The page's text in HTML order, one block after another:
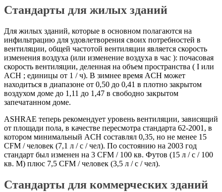
Стандарты для жилых зданий
Для жилых зданий, которые в основном полагаются на
инфильтрацию для удовлетворения своих потребностей в
вентиляции, общей частотой вентиляции является скорость
изменения воздуха (или изменение воздуха в час ): почасовая
скорость вентиляции, деленная на объем пространства ( I или
ACH ; единицы от 1 / ч). В зимнее время ACH может
находиться в диапазоне от 0,50 до 0,41 в плотно закрытом
воздухом доме до 1,11 до 1,47 в свободно закрытом
запечатанном доме.
ASHRAE теперь рекомендует уровень вентиляции, зависящий
от площади пола, в качестве пересмотра стандарта 62-2001, в
котором минимальный ACH составлял 0,35, но не менее 15
CFM / человек (7,1 л / с / чел). По состоянию на 2003 год
стандарт был изменен на 3 CFM / 100 кв. Футов (15 л / с / 100
кв. М) плюс 7,5 CFM / человек (3,5 л / с / чел).
Стандарты для коммерческих зданий